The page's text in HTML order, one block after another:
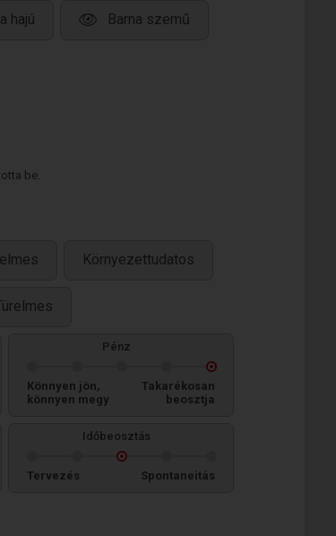
hajú Barna szemű
be.
Környezettudatos
Pénz
Könnyen jön,
könnyen megy
Takarékosan
beosztja
Időbeosztás
Tervezés Spontaneitás